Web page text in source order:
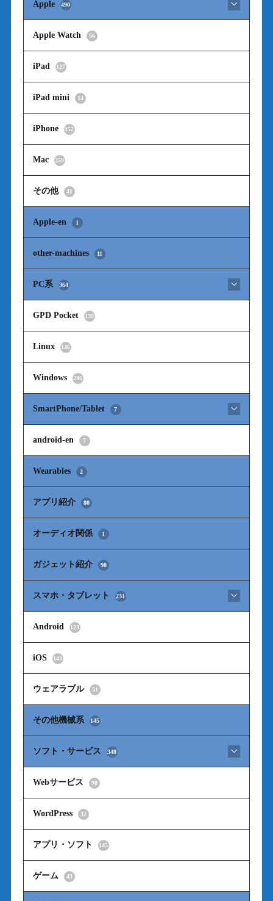
Apple 490
Apple Watch 56
iPad 127
iPad mini 14
iPhone 152
Mac 359
その他 41
Apple-en 1
other-machines 11
PC系 364
GPD Pocket 138
Linux 146
Windows 286
SmartPhone/Tablet 7
android-en 7
Wearables 2
アプリ紹介 80
オーディオ関係 1
ガジェット紹介 90
スマホ・タブレット 231
Android 123
iOS 143
ウェアラブル 51
その他機械系 145
ソフト・サービス 348
Webサービス 98
WordPress 32
アプリ・ソフト 145
ゲーム 43